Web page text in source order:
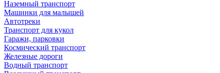
Наземный транспорт
Машинки для малышей
Автотреки
Транспорт для кукол
Гаражи, парковки
Космический транспорт
Железные дороги
Водный транспорт